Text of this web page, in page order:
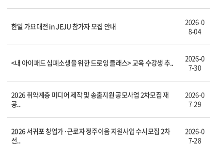
한일 가요대전 in JEJU 참가자 모집 안내
2026-0
8-04
<내 아이패드 심폐소생을 위한 드로잉 클래스> 교육 수강생 추..
2026-0
7-30
2026 취약계층 미디어 제작 및 송출지원 공모사업 2차모집 재
공..
2026-0
7-29
2026 서귀포 창업가·근로자 정주이음 지원사업 수시모집 2차
선..
2026-0
7-28